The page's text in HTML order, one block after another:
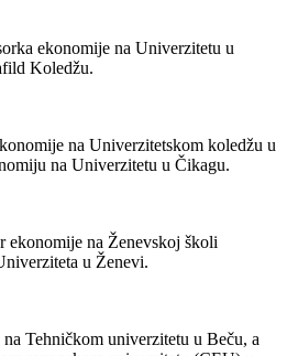
ekonomije na Univerzitetu u
Koledžu.
na Univerzitetskom koledžu u
na Univerzitetu u Čikagu.
ekonomije na Ženevskoj školi
u Ženevi.
Tehničkom univerzitetu u Beču, a